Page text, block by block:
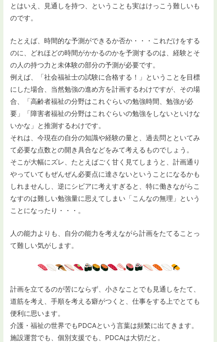
とはいえ、見通しを持つ、ということも実はけっこう難しいも
のです。
たとえば、時間的な予測ができるか否か・・・これだけをする
のに、どれほどの時間がかかるのかを予測するのは、経験とそ
の人の持つ力と未体験の部分の予測が必要です。
例えば、「社会福祉士の試験に合格する！」ということを目標
にした場合、当然勉強の進め方を計画するわけですが、その場
合、「高齢者福祉の分野はこれぐらいの勉強時間、勉強が必
要」「障害者福祉の分野はこれぐらいの勉強をしないといけな
いかな」と推測するわけです。
それは、今現在の自分の知識や経験の量と、過去問とといてみ
て必要な点数との開き具合などをみて考えるものでしょう。
そこが大幅にズレ、たとえばごく甘く見てしまうと、計画通り
やっていてもぜんぜん必要点に達さないということになるかも
しれませんし、逆にシビアに考えすぎると、特に働きながらこ
なすのは難しい勉強量に思えてしまい「こんなの無理」という
ことになったり・・・。
人の能力よりも、自分の能力を考えながら計画をたてることっ
て難しい気がします。
計画を立てるのが苦にならず、小さなことでも見通しをたて、
道筋を考え、手順を考える癖がつくと、仕事をする上でとても
便利に思います。
介護・福祉の世界でもPDCAという言葉は頻繁に出てきます。
施設運営でも、個別支援でも、PDCAは大切だと。